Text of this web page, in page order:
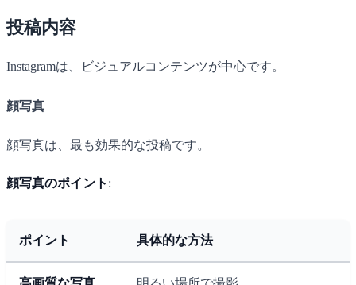
投稿内容
Instagramは、ビジュアルコンテンツが中心です。
顔写真
顔写真は、最も効果的な投稿です。
顔写真のポイント :
ポイント 具体的な方法